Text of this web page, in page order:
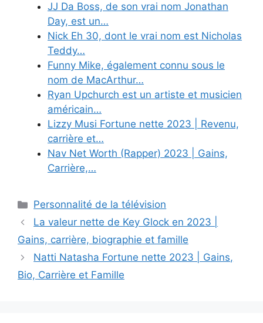
JJ Da Boss, de son vrai nom Jonathan
Day, est un…
Nick Eh 30, dont le vrai nom est Nicholas
Teddy…
Funny Mike, également connu sous le
nom de MacArthur…
Ryan Upchurch est un artiste et musicien
américain…
Lizzy Musi Fortune nette 2023 | Revenu,
carrière et…
Nav Net Worth (Rapper) 2023 | Gains,
Carrière,…
Categories
Personnalité de la télévision
La valeur nette de Key Glock en 2023 |
Gains, carrière, biographie et famille
Natti Natasha Fortune nette 2023 | Gains,
Bio, Carrière et Famille